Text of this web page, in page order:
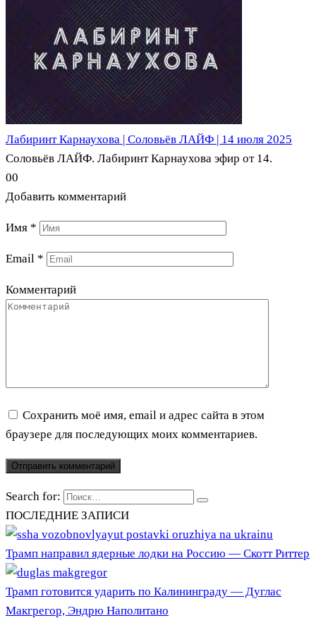
Лабиринт Карнаухова | Соловьёв ЛАЙФ | 14 июля 2025
Соловьёв ЛАЙФ. Лабиринт Карнаухова эфир от 14.
00
Добавить комментарий
Имя *
Email *
Комментарий
Сохранить моё имя, email и адрес сайта в этом
браузере для последующих моих комментариев.
Search for:
ПОСЛЕДНИЕ ЗАПИСИ
Трамп направил ядерные лодки на Россию — Скотт Риттер
Трамп готовится ударить по Калининграду — Дуглас
Макгрегор, Эндрю Наполитано